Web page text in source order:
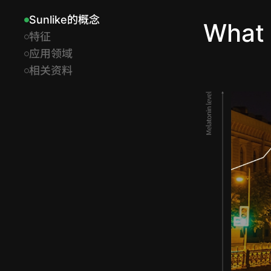
Sunlike的概念​
特征​
应用领域​
相关资料​
What